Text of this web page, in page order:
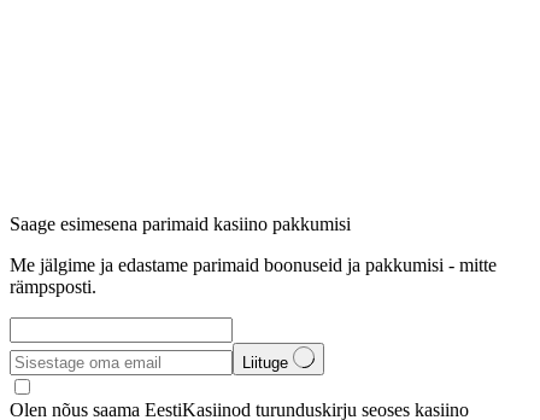
Saage esimesena parimaid kasiino pakkumisi
Me jälgime ja edastame parimaid boonuseid ja pakkumisi - mitte
rämpsposti.
Liituge
Olen nõus saama EestiKasiinod turunduskirju seoses kasiino